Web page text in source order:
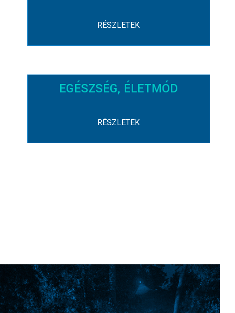
RÉSZLETEK
EGÉSZSÉG, ÉLETMÓD
RÉSZLETEK